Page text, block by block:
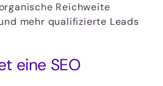
Reichweite
mehr qualifizierte Leads
eine SEO